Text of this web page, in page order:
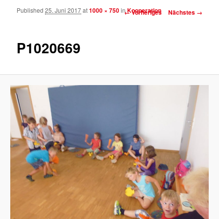
Bilder-Navigation
← Vorheriges Nächstes →
P1020669
Published25. Juni 2017at1000 × 750inKooperation